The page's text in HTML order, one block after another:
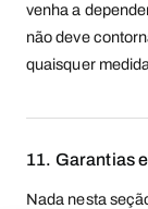
venha a
não deve
quaisquer
11. Garantias
Nada nesta